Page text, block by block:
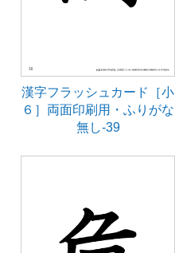
漢字フラッシュカード［小
６］両面印刷用・ふりがな
無し-39